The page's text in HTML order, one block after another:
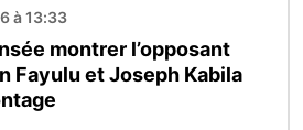
à 13:33
montrer l’opposant
Fayulu et Joseph Kabila